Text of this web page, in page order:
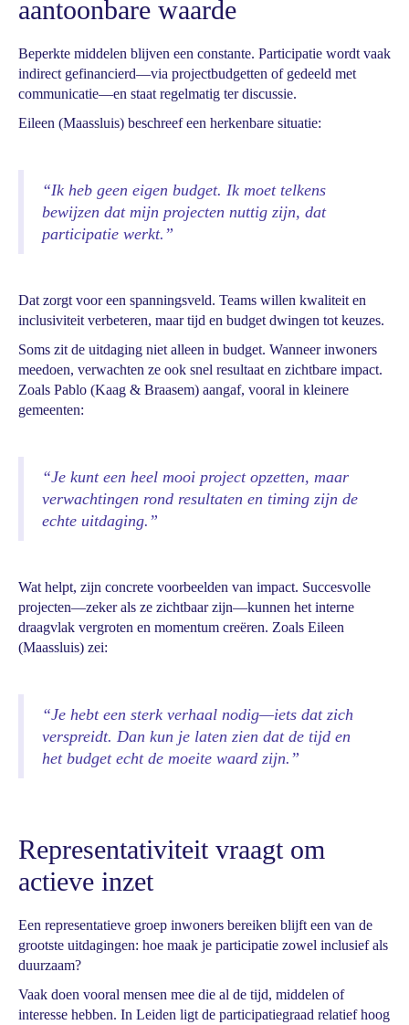
aantoonbare waarde
Beperkte middelen blijven een constante. Participatie wordt vaak
indirect gefinancierd—via projectbudgetten of gedeeld met
communicatie—en staat regelmatig ter discussie.
Eileen (Maassluis) beschreef een herkenbare situatie:
“Ik heb geen eigen budget. Ik moet telkens
bewijzen dat mijn projecten nuttig zijn, dat
participatie werkt.”
Dat zorgt voor een spanningsveld. Teams willen kwaliteit en
inclusiviteit verbeteren, maar tijd en budget dwingen tot keuzes.
Soms zit de uitdaging niet alleen in budget. Wanneer inwoners
meedoen, verwachten ze ook snel resultaat en zichtbare impact.
Zoals Pablo (Kaag & Braasem) aangaf, vooral in kleinere
gemeenten:
“Je kunt een heel mooi project opzetten, maar
verwachtingen rond resultaten en timing zijn de
echte uitdaging.”
Wat helpt, zijn concrete voorbeelden van impact. Succesvolle
projecten—zeker als ze zichtbaar zijn—kunnen het interne
draagvlak vergroten en momentum creëren. Zoals Eileen
(Maassluis) zei:
“Je hebt een sterk verhaal nodig—iets dat zich
verspreidt. Dan kun je laten zien dat de tijd en
het budget echt de moeite waard zijn.”
Representativiteit vraagt om
actieve inzet
Een representatieve groep inwoners bereiken blijft een van de
grootste uitdagingen: hoe maak je participatie zowel inclusief als
duurzaam?
Vaak doen vooral mensen mee die al de tijd, middelen of
interesse hebben. In Leiden ligt de participatiegraad relatief hoog